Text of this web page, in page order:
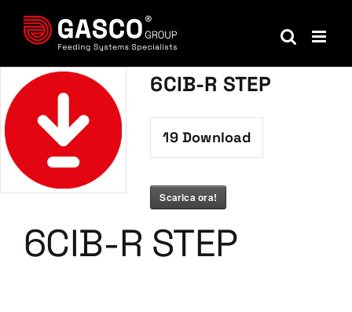
contenuto
6CIB-R STEP
19Download
Scarica ora!
6CIB-R STEP